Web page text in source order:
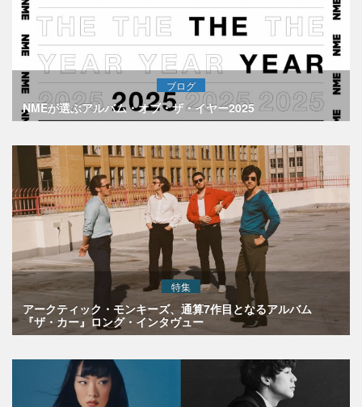
ブログ
NMEが選ぶアルバム・オブ・ザ・イヤー2025
特集
アークティック・モンキーズ、通算7作目となるアルバム
『ザ・カー』ロング・インタヴュー